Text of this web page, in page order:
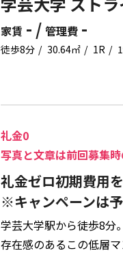
家賃 - / 管理費 -
徒歩8分 30.64㎡ 1R
礼金0
写真と文章は前回募集
礼金ゼロ初期費用を
※キャンペーンは予
学芸大学駅から徒歩8分。
存在感のあるこの低層